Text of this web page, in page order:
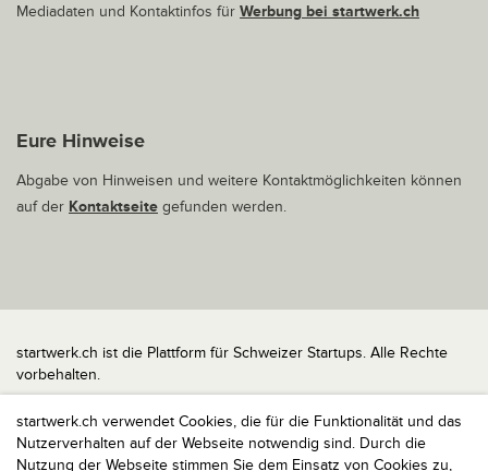
startwerk.ch verwendet Cookies, die für die Funktionalität und das
Nutzerverhalten auf der Webseite notwendig sind. Durch die
Nutzung der Webseite stimmen Sie dem Einsatz von Cookies zu,
Mediadaten und Kontaktinfos für Werbung bei startwerk.ch
Eure Hinweise
Abgabe von Hinweisen und weitere Kontaktmöglichkeiten können
auf der Kontaktseite gefunden werden.
startwerk.ch ist die Plattform für Schweizer Startups. Alle Rechte
vorbehalten.
Impressum
Kontakt
nach oben